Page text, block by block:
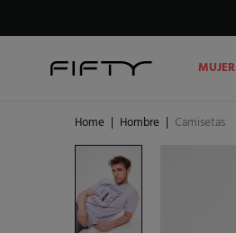
MUJER
Home | Hombre | Camisetas